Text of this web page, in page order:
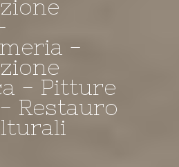
-
- Pitture
Restauro
-
-
della
A